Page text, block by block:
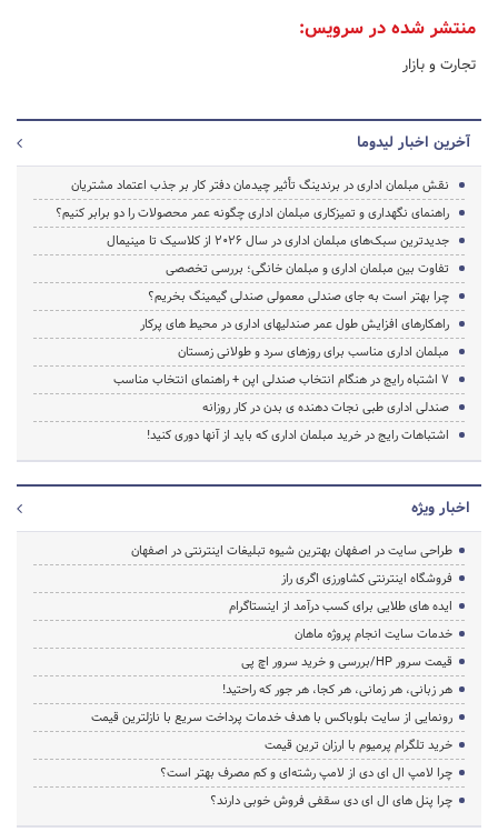
منتشر شده در سرویس:
تجارت و بازار
آخرین اخبار لیدوما
نقش مبلمان اداری در برندینگ تأثیر چیدمان دفتر کار بر جذب اعتماد مشتریان
راهنمای نگهداری و تمیزکاری مبلمان اداری چگونه عمر محصولات را دو برابر کنیم؟
جدیدترین سبک‌های مبلمان اداری در سال ۲۰۲۶ از کلاسیک تا مینیمال
تفاوت بین مبلمان اداری و مبلمان خانگی؛ بررسی تخصصی
چرا بهتر است به جای صندلی معمولی صندلی گیمینگ بخریم؟
راهکارهای افزایش طول عمر صندلیهای اداری در محیط های پرکار
مبلمان اداری مناسب برای روزهای سرد و طولانی زمستان
۷ اشتباه رایج در هنگام انتخاب صندلی اپن + راهنمای انتخاب مناسب
صندلی اداری طبی نجات دهنده ی بدن در کار روزانه
اشتباهات رایج در خرید مبلمان اداری که باید از آنها دوری کنید!
اخبار ویژه
طراحی سایت در اصفهان بهترین شیوه تبلیغات اینترنتی در اصفهان
فروشگاه اینترنتی کشاورزی اگری راز
ایده های طلایی برای کسب درآمد از اینستاگرام
خدمات سایت انجام پروژه ماهان
قیمت سرور HP/بررسی و خرید سرور اچ پی
هر زبانی، هر زمانی، هر کجا، هر جور که راحتید!
رونمایی از سایت بلوباکس با هدف خدمات پرداخت سریع با نازلترین قیمت
خرید تلگرام پرمیوم با ارزان ترین قیمت
چرا لامپ ال ای دی از لامپ رشته‌ای و کم مصرف بهتر است؟
چرا پنل های ال ای دی سقفی فروش خوبی دارند؟